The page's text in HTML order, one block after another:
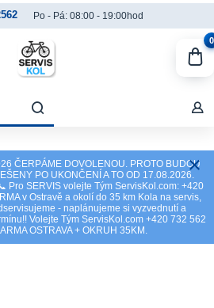
ČERPÁME DOVOLENOU. PROTO BUDOU
PO UKONČENÍ A TO OD 17.08.2026.
Pro SERVIS volejte Tým ServisKol.com: +420
v Ostravě a okolí do 35 km Kola na servis,
- naplánujeme si vyzvednutí a
Volejte Tým ServisKol.com +420 732 562
OSTRAVA + OKRUH 35KM.
Po - Pá: 08:00 - 19:00hod
0